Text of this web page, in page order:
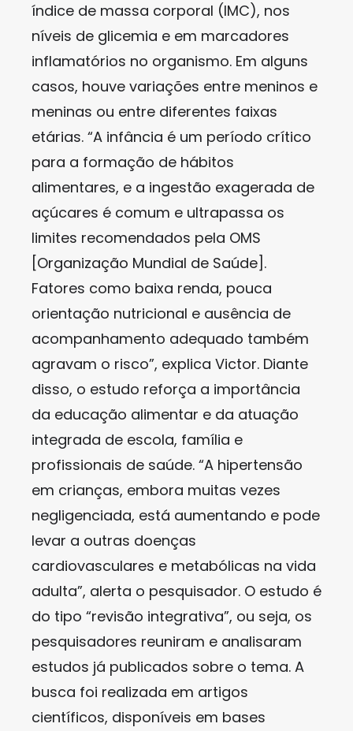
índice de massa corporal (IMC), nos
níveis de glicemia e em marcadores
inflamatórios no organismo. Em alguns
casos, houve variações entre meninos e
meninas ou entre diferentes faixas
etárias. “A infância é um período crítico
para a formação de hábitos
alimentares, e a ingestão exagerada de
açúcares é comum e ultrapassa os
limites recomendados pela OMS
[Organização Mundial de Saúde].
Fatores como baixa renda, pouca
orientação nutricional e ausência de
acompanhamento adequado também
agravam o risco”, explica Victor. Diante
disso, o estudo reforça a importância
da educação alimentar e da atuação
integrada de escola, família e
profissionais de saúde. “A hipertensão
em crianças, embora muitas vezes
negligenciada, está aumentando e pode
levar a outras doenças
cardiovasculares e metabólicas na vida
adulta”, alerta o pesquisador. O estudo é
do tipo “revisão integrativa”, ou seja, os
pesquisadores reuniram e analisaram
estudos já publicados sobre o tema. A
busca foi realizada em artigos
científicos, disponíveis em bases